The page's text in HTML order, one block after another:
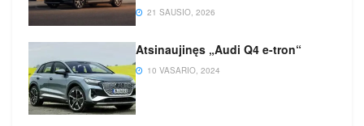
21 SAUSIO, 2026
Atsinaujinęs „Audi Q4 e-tron“
10 VASARIO, 2024